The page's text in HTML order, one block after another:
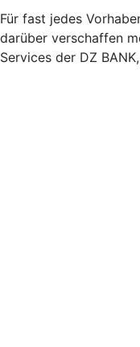
Für fast jedes
darüber verschaffen
Services der DZ